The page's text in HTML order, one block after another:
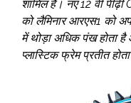
शामिल हैं। नए 12 वीं
को लैमिनार आरएस1 को
में थोड़ा अधिक पंख होता
प्लास्टिक फ्रेम प्रतीत